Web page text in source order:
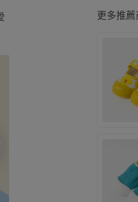
更多推薦